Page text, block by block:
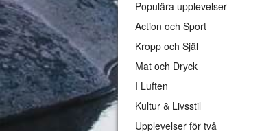
Populära upplevelser
Action och Sport
Kropp och Själ
Mat och Dryck
I Luften
Kultur & Livsstil
Upplevelser för två